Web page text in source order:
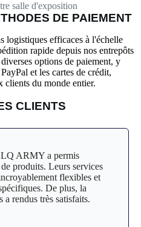
DE PAIEMENT
efficaces à l'échelle
rapide depuis nos entrepôts
options de paiement, y
et les cartes de crédit,
clients du monde entier.
CLIENTS
ARMY a permis
produits. Leurs services
flexibles et
De plus, la
rendus très satisfaits.